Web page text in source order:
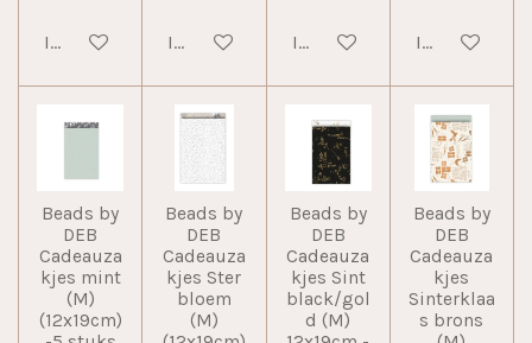
In winkelwagenIn winkelwagenIn winkelwagenIn
Beads by
DEB
Cadeauza
kjes mint
(M)
(12x19cm)
Beads by
DEB
Cadeauza
kjes Ster
bloem
(M)
Beads by
DEB
Cadeauza
kjes Sint
black/gol
d (M)
Beads by
DEB
Cadeauza
kjes
Sinterklaa
s brons